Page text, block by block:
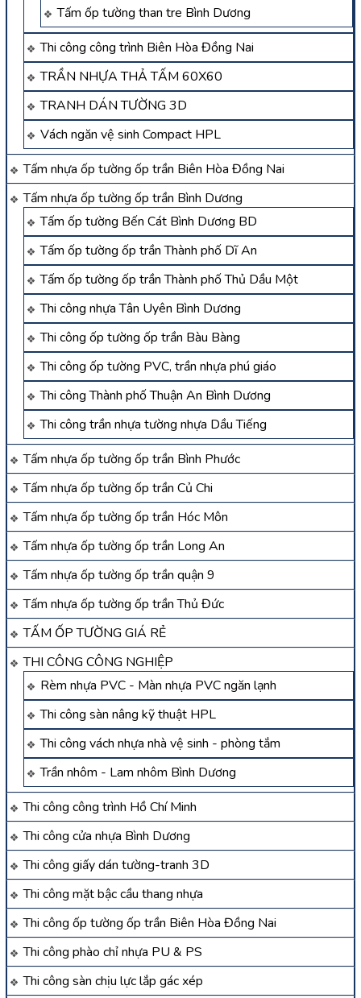
Tấm ốp tường than tre Bình Dương
Thi công công trình Biên Hòa Đồng Nai
TRẦN NHỰA THẢ TẤM 60X60
TRANH DÁN TƯỜNG 3D
Vách ngăn vệ sinh Compact HPL
Tấm nhựa ốp tường ốp trần Biên Hòa Đồng Nai
Tấm nhựa ốp tường ốp trần Bình Dương
Tấm ốp tường Bến Cát Bình Dương BD
Tấm ốp tường ốp trần Thành phố Dĩ An
Tấm ốp tường ốp trần Thành phố Thủ Dầu Một
Thi công nhựa Tân Uyên Bình Dương
Thi công ốp tường ốp trần Bàu Bàng
Thi công ốp tường PVC, trần nhựa phú giáo
Thi công Thành phố Thuận An Bình Dương
Thi công trần nhựa tường nhựa Dầu Tiếng
Tấm nhựa ốp tường ốp trần Bình Phước
Tấm nhựa ốp tường ốp trần Củ Chi
Tấm nhựa ốp tường ốp trần Hóc Môn
Tấm nhựa ốp tường ốp trần Long An
Tấm nhựa ốp tường ốp trần quận 9
Tấm nhựa ốp tường ốp trần Thủ Đức
TẤM ỐP TƯỜNG GIÁ RẺ
THI CÔNG CÔNG NGHIỆP
Rèm nhựa PVC - Màn nhựa PVC ngăn lạnh
Thi công sàn nâng kỹ thuật HPL
Thi công vách nhựa nhà vệ sinh - phòng tắm
Trần nhôm - Lam nhôm Bình Dương
Thi công công trình Hồ Chí Minh
Thi công cửa nhựa Bình Dương
Thi công giấy dán tường-tranh 3D
Thi công mặt bậc cầu thang nhựa
Thi công ốp tường ốp trần Biên Hòa Đồng Nai
Thi công phào chỉ nhựa PU & PS
Thi công sàn chịu lực lắp gác xép